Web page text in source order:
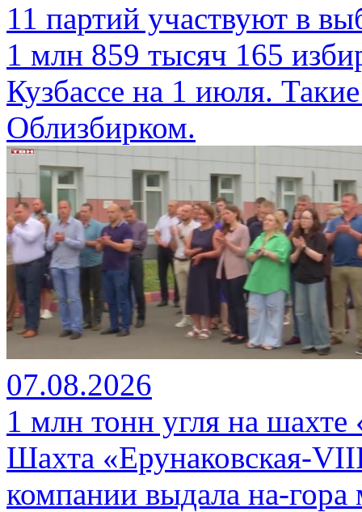
11 партий участвуют в
1 млн 859 тысяч 165
Кузбассе на 1 июля.
Облизбирком.
07.08.2026
1 млн тонн угля на
Шахта «Ерунаковская-
компании выдала на-